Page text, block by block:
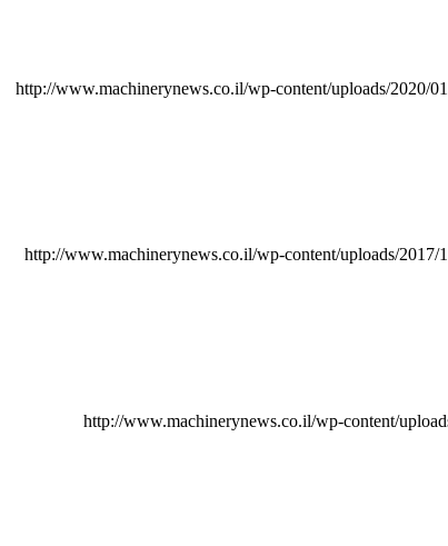
http://www.machinerynews.co.il/wp-content/uploads/2020/
http://www.machinerynews.co.il/wp-content/uploads/
http://www.machinerynews.co.il/wp-content/